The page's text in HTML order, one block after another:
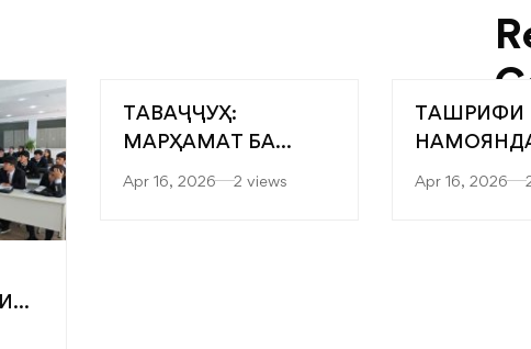
ТАВАҶҶУҲ:
МАРҲАМАТ БА
Apr 16, 2026 2 views
ТАШРИФИ
Apr 16, 2026
No